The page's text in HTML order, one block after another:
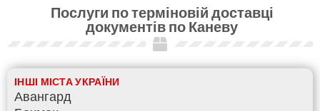
Послуги по терміновій доставці
документів по Каневу
ІНШІ МІСТА УКРАЇНИ
Авангард